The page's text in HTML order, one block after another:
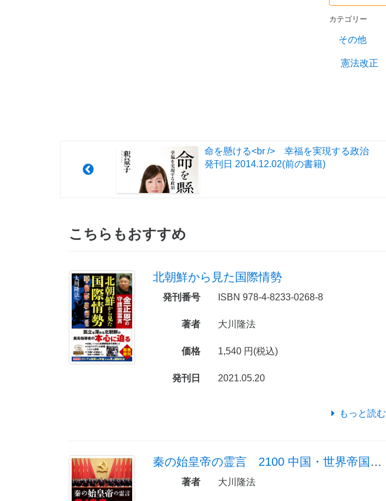
カテゴリー
その他
憲法改正
命を懸ける<br /> 幸福を実現する政治
発刊日 2014.12.02(前の書籍)
こちらもおすすめ
北朝鮮から見た国際情勢
発刊番号 ISBN 978-4-8233-0268-8
著者 大川隆法
価格 1,540 円(税込)
発刊日 2021.05.20
もっと読む
秦の始皇帝の霊言 2100 中国・世界帝国への戦略
著者 大川隆法